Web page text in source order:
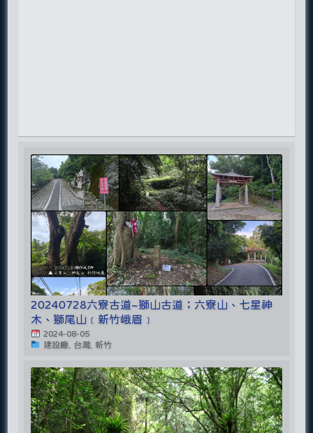
20240728六寮古道~獅山古道；六寮山、七星神
木、獅尾山﹝新竹峨眉﹞
2024-08-05
建設廳, 台灣, 新竹